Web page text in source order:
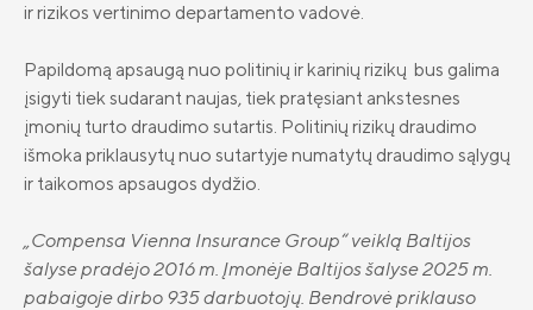
ir rizikos vertinimo departamento vadovė.
Papildomą apsaugą nuo politinių ir karinių rizikų bus galima
įsigyti tiek sudarant naujas, tiek pratęsiant ankstesnes
įmonių turto draudimo sutartis. Politinių rizikų draudimo
išmoka priklausytų nuo sutartyje numatytų draudimo sąlygų
ir taikomos apsaugos dydžio.
„Compensa Vienna Insurance Group“ veiklą Baltijos
šalyse pradėjo 2016 m. Įmonėje Baltijos šalyse 2025 m.
pabaigoje dirbo 935 darbuotojų. Bendrovė priklauso